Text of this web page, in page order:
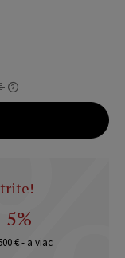
5%
€ - a viac